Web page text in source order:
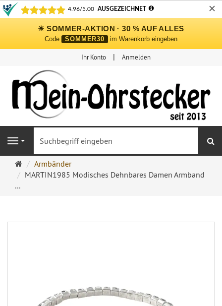
✕
☀ SOMMER-AKTION · 30 % AUF ALLES
Code SOMMER30 im Warenkorb eingeben
Ihr Konto Anmelden
Navigation
Ohrringe
Ohrstecker
Armbänder
MARTIN1985 Modisches Dehnbares Damen Armband
...